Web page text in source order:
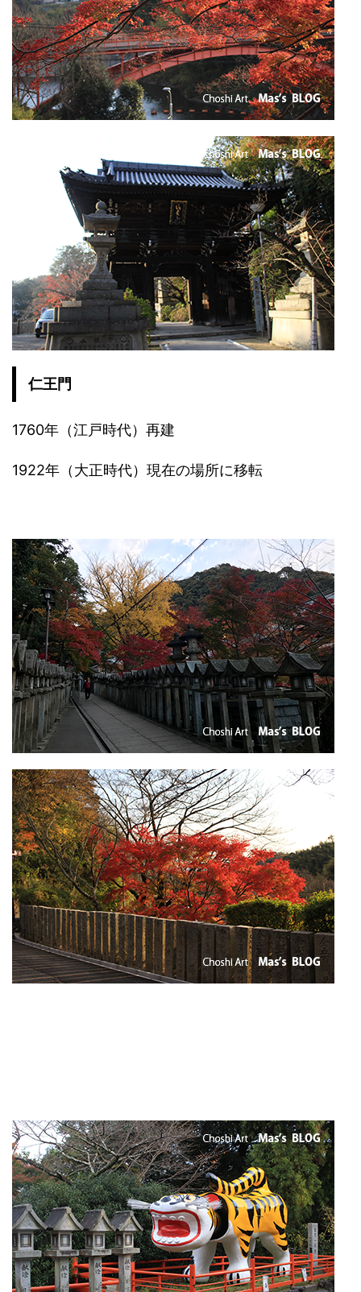
仁王門
1760年（江戸時代）再建
1922年（大正時代）現在の場所に移転